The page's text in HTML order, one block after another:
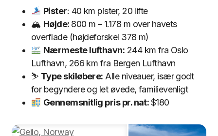
Pister: 40 km pister, 20 lifte
🏔 Højde: 800 m – 1.178 m over havets
overflade (højdeforskel 378 m)
Nærmeste lufthavn: 244 km fra Oslo
Lufthavn, 266 km fra Bergen Lufthavn
⛷ Type skiløbere: Alle niveauer, især godt
for begyndere og let øvede, familievenligt
Gennemsnitlig pris pr. nat:$180